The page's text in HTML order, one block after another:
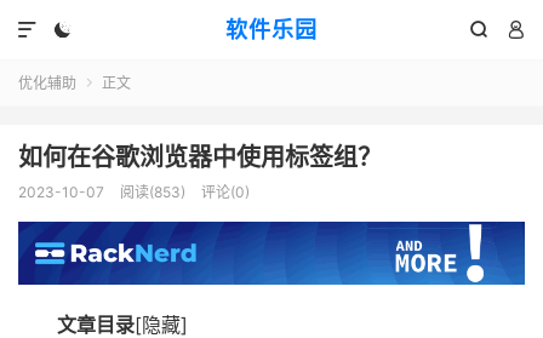
软件乐园 
 

优化辅助  正文
如何在谷歌浏览器中使用标签组？
2023-10-07 阅读(853) 评论(0)
文章目录[隐藏]